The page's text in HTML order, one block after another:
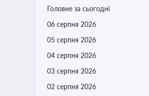
Головне за сьогодні
06 серпня 2026
05 серпня 2026
04 серпня 2026
03 серпня 2026
02 серпня 2026